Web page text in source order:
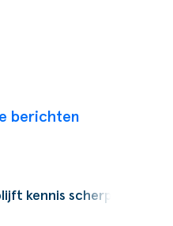
berichten
kennis scherp